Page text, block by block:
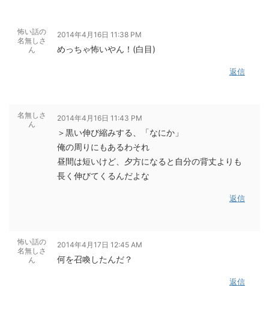
怖い話の
名無しさ
ん
2014年4月16日 11:38 PM
めっちゃ怖いやん！(白目)
返信
名無しさ
ん
2014年4月16日 11:43 PM
＞黒い伸び縮みする、「なにか」
俺の周りにもあるわそれ
昼間は短いけど、夕方になると自分の背丈よりも
長く伸びてくるんだよな
返信
怖い話の
名無しさ
ん
2014年4月17日 12:45 AM
何を召喚したんだ？
返信